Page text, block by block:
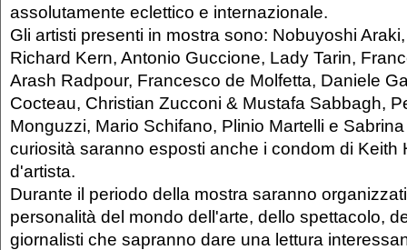
assolutamente eclettico e internazionale.
Gli artisti presenti in mostra sono: Nobuyoshi
Richard Kern, Antonio Guccione, Lady Tarin,
Arash Radpour, Francesco de Molfetta, Daniele
Cocteau, Christian Zucconi & Mustafa Sabbagh,
Monguzzi, Mario Schifano, Plinio Martelli e
curiosità saranno esposti anche i condom di Keith
d'artista.
Durante il periodo della mostra saranno
personalità del mondo dell'arte, dello spettacolo,
giornalisti che sapranno dare una lettura